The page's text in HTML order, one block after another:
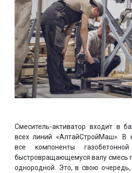
Смеситель-активатор входит в
всех линий «АлтайСтройМаш». В
все компоненты
быстровращающемуся валу смесь
однородной. Это, в свою очередь,